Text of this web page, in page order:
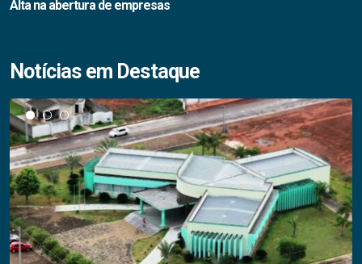
Alta na abertura de empresas
Notícias em Destaque